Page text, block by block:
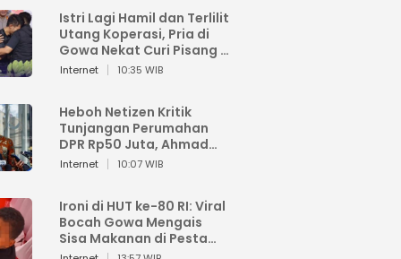
Istri Lagi Hamil dan Terlilit
Utang Koperasi, Pria di
Gowa Nekat Curi Pisang 4
Tandan Milik Tetangga,
Internet 10:35 WIB
Heboh Netizen Kritik
Tunjangan Perumahan
DPR Rp50 Juta, Ahmad
Sahroni: Enggak Senang
Internet 10:07 WIB
Ironi di HUT ke-80 RI: Viral
Bocah Gowa Mengais
Sisa Makanan di Pesta
Kemerdekaan